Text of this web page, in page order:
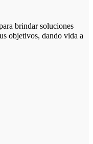
brindar soluciones
objetivos, dando vida a